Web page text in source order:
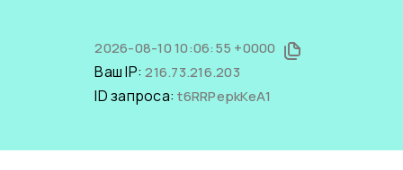
2026-08-10 10:06:55 +0000
Ваш IP:216.73.216.203
ID запроса:t6RRPepkKeA1